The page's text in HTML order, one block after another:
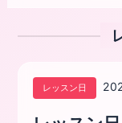
レッスン日